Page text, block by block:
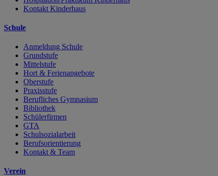
Kontakt Kinderhaus
Schule
Anmeldung Schule
Grundstufe
Mittelstufe
Hort & Ferienangebote
Oberstufe
Praxisstufe
Berufliches Gymnasium
Bibliothek
Schülerfirmen
GTA
Schulsozialarbeit
Berufsorientierung
Kontakt & Team
Verein